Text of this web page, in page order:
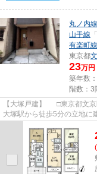
丸ノ内線
山手線 「
有楽町線
東京都
23万円
築年数
階数：3
【大塚戸建】 □東京都文京区５丁目 □2025年8月築 □木
大塚駅から徒歩5分の立地に建つ戸建のご紹